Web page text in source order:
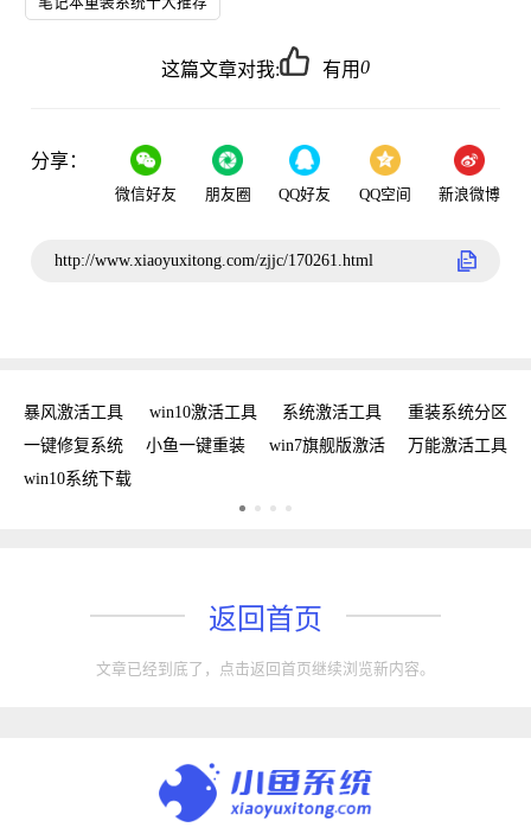
这篇文章对我: 有用0
分享：
微信好友 朋友圈 QQ好友 QQ空间 新浪微博
http://www.xiaoyuxitong.com/zjjc/170261.html
暴风激活工具 win10激活工具 系统激活工具
重装系统分区
一键修复系统
小鱼一键重装 win7旗舰版激活
万能激活工具
win10系统下载
返回首页
文章已经到底了，点击返回首页继续浏览新内容。